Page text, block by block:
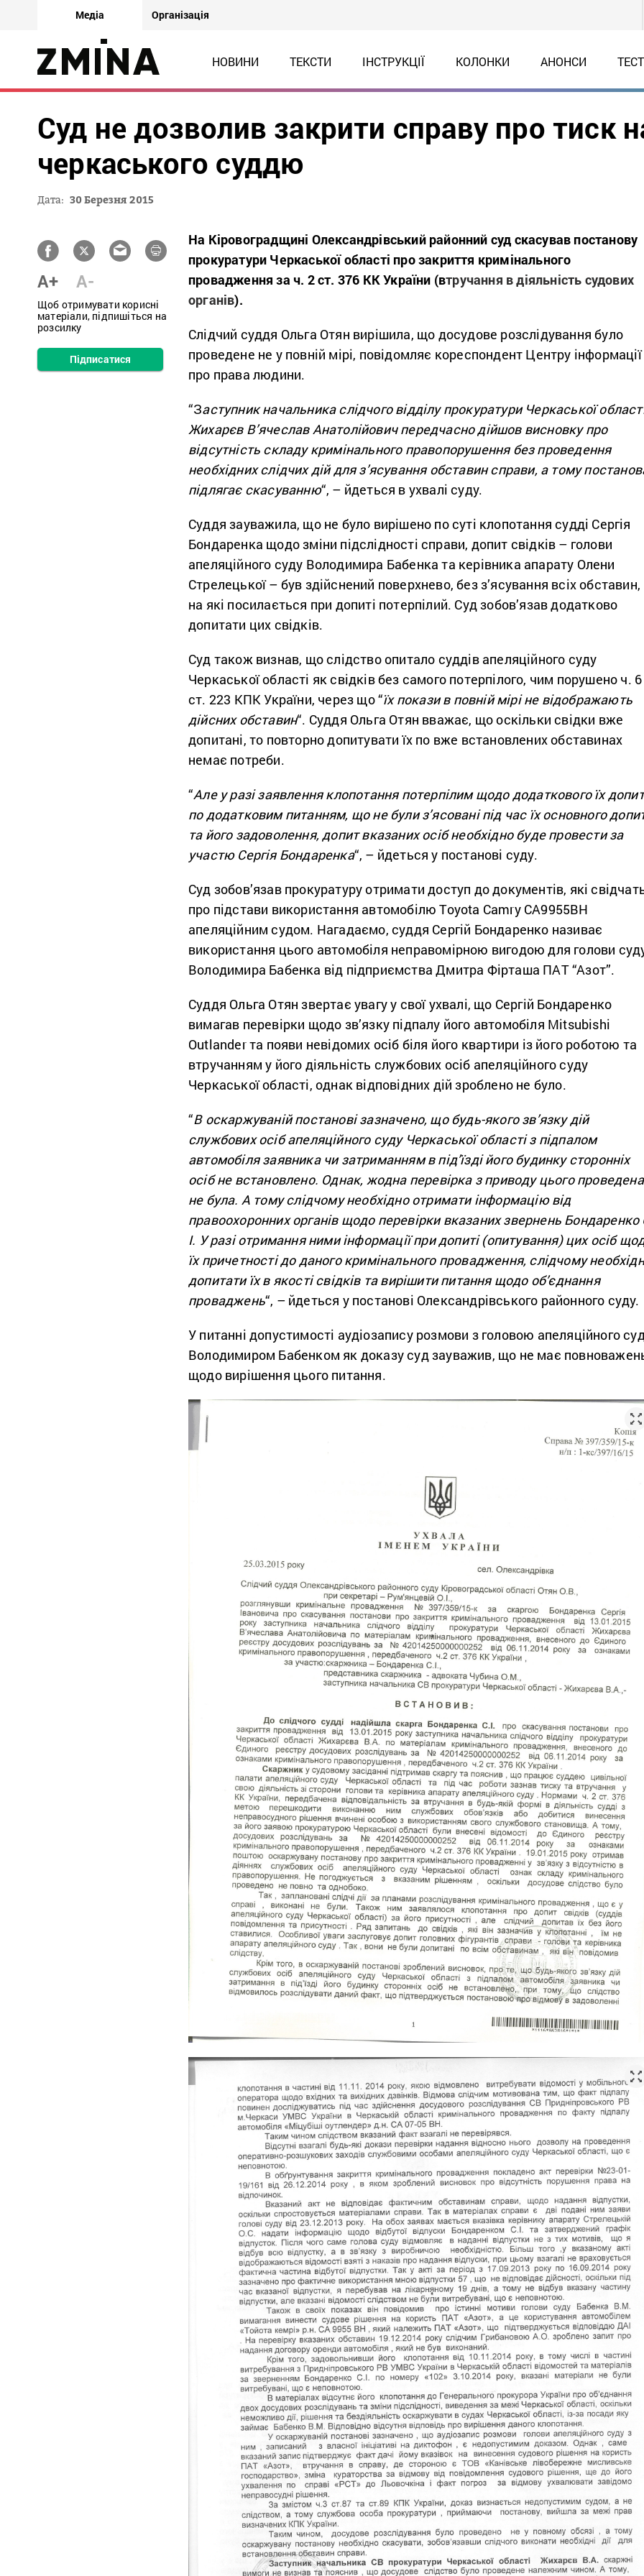
Медіа Організація
НОВИНИ ТЕКСТИ ІНСТРУКЦІЇ КОЛОНКИ АНОНСИ
Суд не дозволив закрити справу про тиск
черкаського суддю
Дата: 30 Березня 2015
A+ A-
Щоб отримувати корисні
матеріали, підпишіться на
розсилку
Підписатися
На Кіровоградщині Олександрівський районний суд скасував постанову
прокуратури Черкаської області про закриття кримінального
провадження за ч. 2 ст. 376 КК України (втручання в діяльність судових
органів).
Слідчий суддя Ольга Отян вирішила, що досудове розслідування було
проведене не у повній мірі, повідомляє кореспондент Центру інформації
про права людини.
“Заступник начальника слідчого відділу прокуратури Черкаської
Жихарєв В’ячеслав Анатолійович передчасно дійшов висновку про
відсутність складу кримінального правопорушення без проведення
необхідних слідчих дій для з’ясування обставин справи, а тому
підлягає скасуванню“, – йдеться в ухвалі суду.
Суддя зауважила, що не було вирішено по суті клопотання судді Сергія
Бондаренка щодо зміни підслідності справи, допит свідків – голови
апеляційного суду Володимира Бабенка та керівника апарату Олени
Стрелецької – був здійснений поверхнево, без з’ясування всіх обставин,
на які посилається при допиті потерпілий. Суд зобов’язав додатково
допитати цих свідків.
Суд також визнав, що слідство опитало суддів апеляційного суду
Черкаської області як свідків без самого потерпілого, чим порушено ч. 6
ст. 223 КПК України, через що “їх покази в повній мірі не відображають
дійсних обставин“. Суддя Ольга Отян вважає, що оскільки свідки вже
допитані, то повторно допитувати їх по вже встановлених обставинах
немає потреби.
“Але у разі заявлення клопотання потерпілим щодо додаткового їх
по додатковим питанням, що не були з’ясовані під час їх основного
та його задоволення, допит вказаних осіб необхідно буде провести за
участю Сергія Бондаренка“, – йдеться у постанові суду.
Суд зобов’язав прокуратуру отримати доступ до документів, які
про підстави використання автомобілю Toyota Camry CA9955ВН
апеляційним судом. Нагадаємо, суддя Сергій Бондаренко називає
використання цього автомобіля неправомірною вигодою для голови
Володимира Бабенка від підприємства Дмитра Фірташа ПАТ “Азот”.
Суддя Ольга Отян звертає увагу у свої ухвалі, що Сергій Бондаренко
вимагав перевірки щодо зв’язку підпалу його автомобіля Мitsubishi
Outlander та появи невідомих осіб біля його квартири із його роботою та
втручанням у його діяльність службових осіб апеляційного суду
Черкаської області, однак відповідних дій зроблено не було.
“В оскаржуваній постанові зазначено, що будь-якого зв’язку дій
службових осіб апеляційного суду Черкаської області з підпалом
автомобіля заявника чи затриманням в під’їзді його будинку сторонніх
осіб не встановлено. Однак, жодна перевірка з приводу цього проведена
не була. А тому слідчому необхідно отримати інформацію від
правоохоронних органів щодо перевірки вказаних звернень Бондаренко
І. У разі отримання ними інформації при допиті (опитування) цих осіб
їх причетності до даного кримінального провадження, слідчому
допитати їх в якості свідків та вирішити питання щодо об’єднання
проваджень“, – йдеться у постанові Олександрівського районного суду.
У питанні допустимості аудіозапису розмови з головою апеляційного
Володимиром Бабенком як доказу суд зауважив, що не має
щодо вирішення цього питання.